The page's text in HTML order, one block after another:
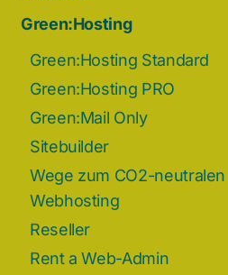
Green:Hosting
Green:Hosting Standard
Green:Hosting PRO
Green:Mail Only
Sitebuilder
Wege zum CO2-neutralen
Webhosting
Reseller
Rent a Web-Admin